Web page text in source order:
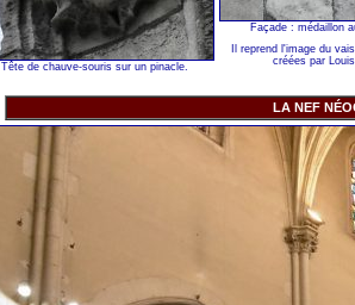
Tête de chauve-souris sur un pinacle.
Façade : médaillon
Il reprend l'image du
créées par
LA NEF